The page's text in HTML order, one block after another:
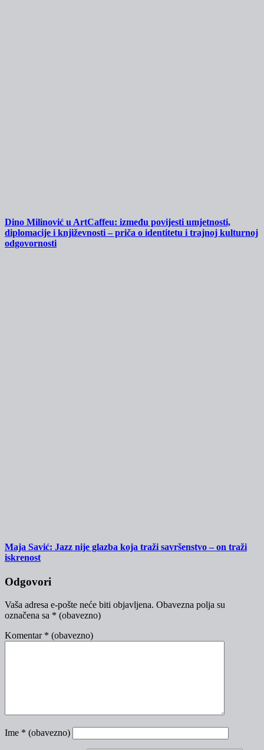
Dino Milinović u ArtCaffeu: između povijesti umjetnosti,
diplomacije i književnosti – priča o identitetu i trajnoj kulturnoj
odgovornosti
Maja Savić: Jazz nije glazba koja traži savršenstvo – on traži
iskrenost
Odgovori
Vaša adresa e-pošte neće biti objavljena. Obavezna polja su
označena sa * (obavezno)
Komentar * (obavezno)
Ime * (obavezno)